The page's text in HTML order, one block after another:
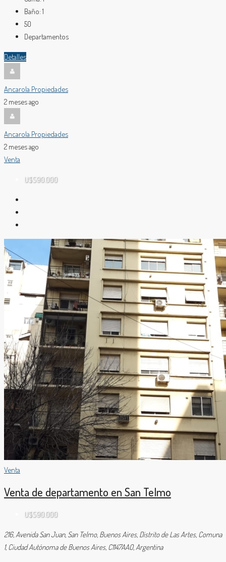
Baño: 1
50
Departamentos
Detalles
Ancarola Propiedades
2 meses ago
Ancarola Propiedades
2 meses ago
Venta
U$S90.000
Venta
Venta de departamento en San Telmo
U$S90.000
216, Avenida San Juan, San Telmo, Buenos Aires, Distrito de Las Artes, Comuna
1, Ciudad Autónoma de Buenos Aires, C1147AAO, Argentina